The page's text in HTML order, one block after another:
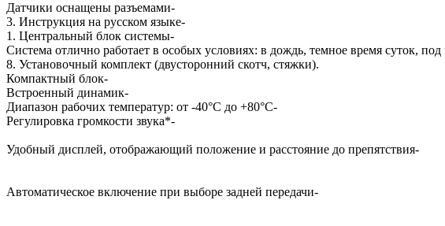
Датчики оснащены разъемами-
3. Инструкция на русском языке-
1. Центральный блок системы-
Система отлично работает в особых условиях: в дождь, темное время суток,
8. Установочный комплект (двусторонний скотч, стяжки).
Компактный блок-
Встроенный динамик-
Диапазон рабочих температур: от -40°C до +80°С-
Регулировка громкости звука*-
Удобный дисплей, отображающий положение и расстояние до препятствия-
Автоматическое включение при выборе задней передачи-